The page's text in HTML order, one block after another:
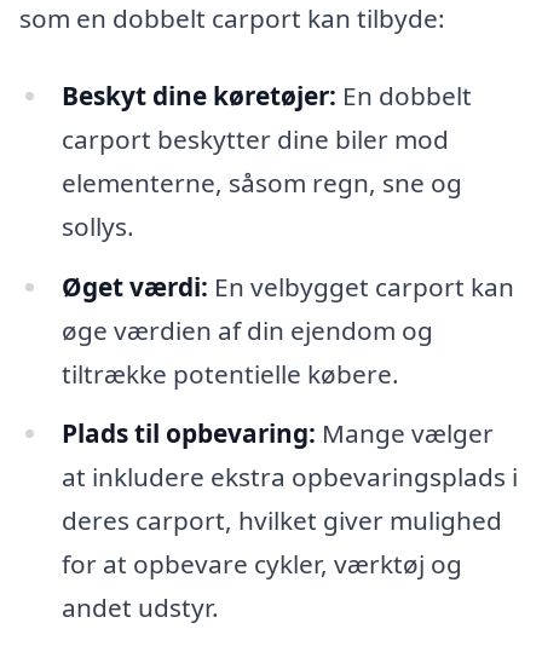
som en dobbelt carport kan tilbyde:
Beskyt dine køretøjer: En dobbelt
carport beskytter dine biler mod
elementerne, såsom regn, sne og
sollys.
Øget værdi: En velbygget carport kan
øge værdien af din ejendom og
tiltrække potentielle købere.
Plads til opbevaring: Mange vælger
at inkludere ekstra opbevaringsplads i
deres carport, hvilket giver mulighed
for at opbevare cykler, værktøj og
andet udstyr.